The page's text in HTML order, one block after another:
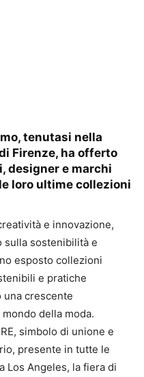
tenutasi nella
Firenze, ha offerto
designer e marchi
loro ultime collezioni
e innovazione,
sulla sostenibilità e
esposto collezioni
e pratiche
crescente
della moda.
simbolo di unione e
presente in tutte le
Los Angeles, la fiera di